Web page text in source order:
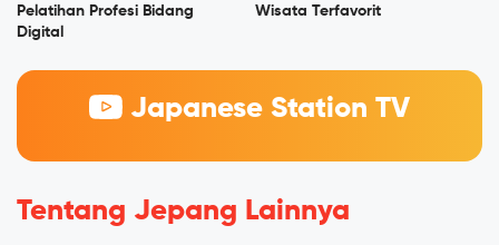
Pelatihan Profesi Bidang
Digital
Wisata Terfavorit
Japanese Station TV
Tentang Jepang Lainnya